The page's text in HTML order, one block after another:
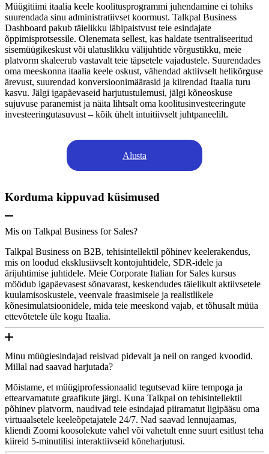
Müügitiimi itaalia keele koolitusprogrammi juhendamine ei tohiks
suurendada sinu administratiivset koormust. Talkpal Business
Dashboard pakub täielikku läbipaistvust teie esindajate
õppimisprotsessile. Olenemata sellest, kas haldate tsentraliseeritud
sisemüügikeskust või ulatuslikku välijuhtide võrgustikku, meie
platvorm skaleerub vastavalt teie täpsetele vajadustele. Suurendades
oma meeskonna itaalia keele oskust, vähendad aktiivselt helikõrguse
ärevust, suurendad konversioonimäärasid ja kiirendad Itaalia turu
kasvu. Jälgi igapäevaseid harjutustulemusi, jälgi kõneoskuse
sujuvuse paranemist ja näita lihtsalt oma koolitusinvesteeringute
investeeringutasuvust – kõik ühelt intuitiivselt juhtpaneelilt.
Alusta
Korduma kippuvad küsimused
Mis on Talkpal Business for Sales?
Talkpal Business on B2B, tehisintellektil põhinev keelerakendus,
mis on loodud eksklusiivselt kontojuhtidele, SDR-idele ja
ärijuhtimise juhtidele. Meie Corporate Italian for Sales kursus
möödub igapäevasest sõnavarast, keskendudes täielikult aktiivsetele
kuulamisoskustele, veenvale fraasimisele ja realistlikele
kõnesimulatsioonidele, mida teie meeskond vajab, et tõhusalt müüa
ettevõtetele üle kogu Itaalia.
Minu müügiesindajad reisivad pidevalt ja neil on ranged kvoodid.
Millal nad saavad harjutada?
Mõistame, et müügiprofessionaalid tegutsevad kiire tempoga ja
ettearvamatute graafikute järgi. Kuna Talkpal on tehisintellektil
põhinev platvorm, naudivad teie esindajad piiramatut ligipääsu oma
virtuaalsetele keeleõpetajatele 24/7. Nad saavad lennujaamas,
kliendi Zoomi koosolekute vahel või vahetult enne suurt esitlust teha
kiireid 5-minutilisi interaktiivseid kõneharjutusi.